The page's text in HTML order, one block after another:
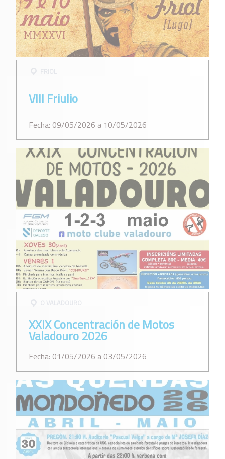
VIII Friulio
Fecha: 09/05/2026 a 10/05/2026
O VALADOURO
XXIX Concentración de Motos
Valadouro 2026
Fecha: 01/05/2026 a 03/05/2026